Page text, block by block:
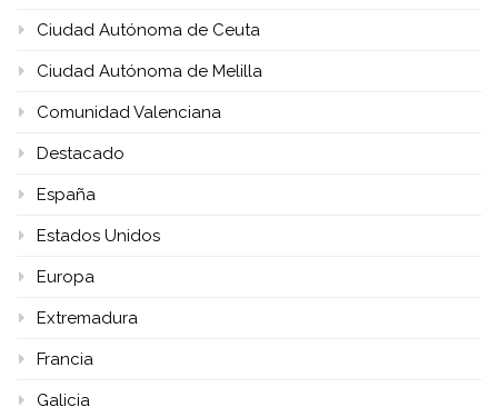
Ciudad Autónoma de Ceuta
Ciudad Autónoma de Melilla
Comunidad Valenciana
Destacado
España
Estados Unidos
Europa
Extremadura
Francia
Galicia